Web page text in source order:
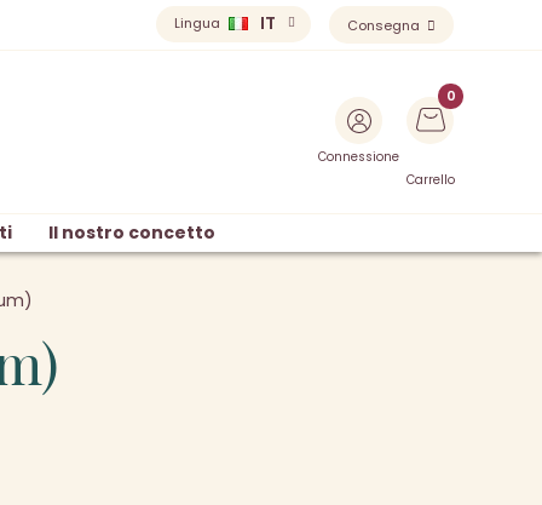
Lingua IT Consegna
Connessione
Carrello
Il nostro concetto